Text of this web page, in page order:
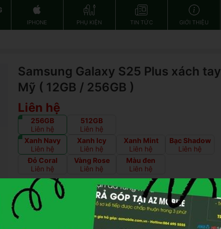
IPHONE PHỤ KIỆN TIN TỨC GIỚI THIỆU
Samsung Galaxy S25 Plus xách tay
Mỹ ( 12GB / 256GB )
Liên hệ
256GB
Liên hệ
512GB
Liên hệ
Xanh Navy
Liên hệ
Xanh Icy
Liên hệ
Xanh Mint
Liên hệ
Bạc Shadow
Liên hệ
Đỏ Coral
Liên hệ
Vàng Rose
Liên hệ
Màu đen
Liên hệ
TÌNH TRẠNG MÁY
Galaxy S25 xách tay
Mỹ 256GB. Màu sắc có thể chênh lệch
giá bán tuỳ thời điểm, quý khách gọi trước để kiểm tra tình